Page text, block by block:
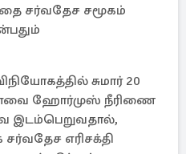
சர்வதேச சமூகம்
சுமார் 20
ஹோர்முஸ் நீரிணை
இடம்பெறுவதால்,
எரிசக்தி